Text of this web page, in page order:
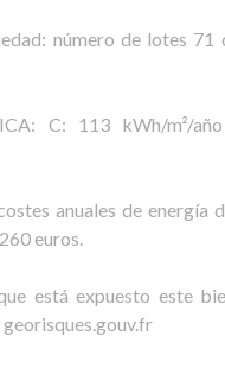
número de lotes 71
C: 113 kWh/m²/
anuales de energía
euros.
está expuesto este